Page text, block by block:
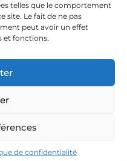
telles que le comportement
site. Le fait de ne pas
peut avoir un effet
et fonctions.
de confidentialité
EN
!
newsletter